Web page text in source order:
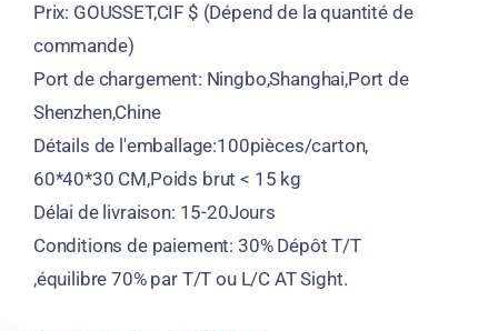
Prix: GOUSSET,CIF $ (Dépend de la quantité de
commande)
Port de chargement: Ningbo,Shanghai,Port de
Shenzhen,Chine
Détails de l'emballage:100pièces/carton,
60*40*30 CM,Poids brut < 15 kg
Délai de livraison: 15-20Jours
Conditions de paiement: 30% Dépôt T/T
,équilibre 70% par T/T ou L/C AT Sight.